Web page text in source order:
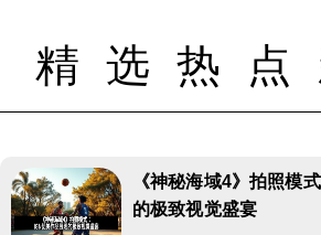
精选热
《神秘海域4》拍照模
的极致视觉盛宴